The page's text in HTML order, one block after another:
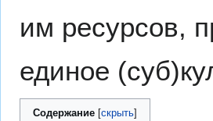
им ресурсов,
единое
Содержание